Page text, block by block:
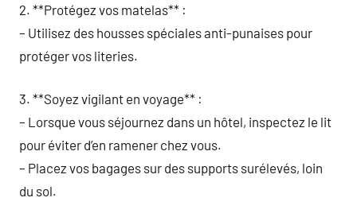
2. **Protégez vos matelas** :
– Utilisez des housses spéciales anti-punaises pour
protéger vos literies.
3. **Soyez vigilant en voyage** :
– Lorsque vous séjournez dans un hôtel, inspectez le lit
pour éviter d’en ramener chez vous.
– Placez vos bagages sur des supports surélevés, loin
du sol.